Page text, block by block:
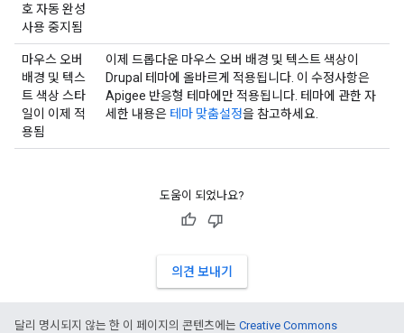
호 자동 완성
사용 중지됨
마우스 오버
배경 및 텍스
트 색상 스타
일이 이제 적
용됨
이제 드롭다운 마우스 오버 배경 및 텍스트 색상이
Drupal 테마에 올바르게 적용됩니다. 이 수정사항은
Apigee 반응형 테마에만 적용됩니다. 테마에 관한 자
세한 내용은 테마 맞춤설정을 참고하세요.
도움이 되었나요?
의견 보내기
달리 명시되지 않는 한 이 페이지의 콘텐츠에는 Creative Commons